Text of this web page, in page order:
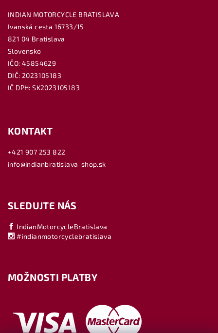
INDIAN MOTORCYCLE BRATISLAVA
Ivanská cesta 16733/15
821 04 Bratislava
Slovensko
IČO: 45854629
DIČ: 2023105183
IČ DPH: SK2023105183
KONTAKT
+421 907 253 822
info@indianbratislava-shop.sk
SLEDUJTE NÁS
IndianMotorcycleBratislava
#indianmotorcyclebratislava
MOŽNOSTI PLATBY